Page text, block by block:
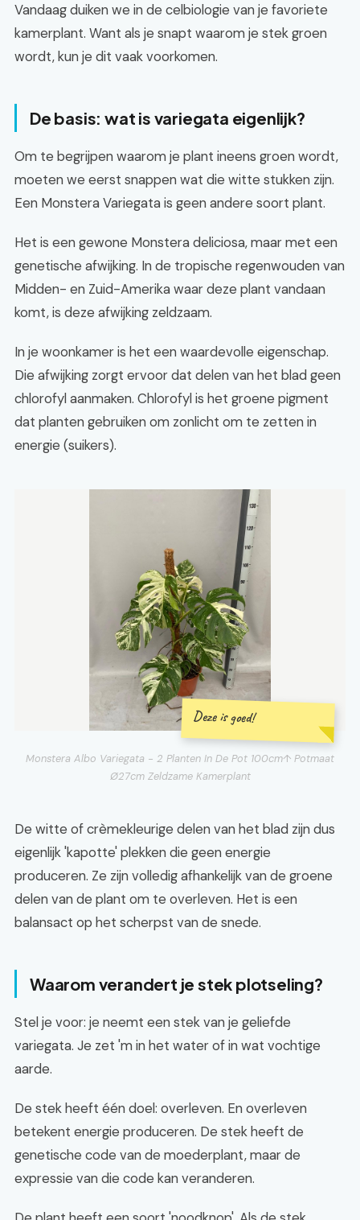
Vandaag duiken we in de celbiologie van je favoriete
kamerplant. Want als je snapt waarom je stek groen
wordt, kun je dit vaak voorkomen.
De basis: wat is variegata eigenlijk?
Om te begrijpen waarom je plant ineens groen wordt,
moeten we eerst snappen wat die witte stukken zijn.
Een Monstera Variegata is geen andere soort plant.
Het is een gewone Monstera deliciosa, maar met een
genetische afwijking. In de tropische regenwouden van
Midden- en Zuid-Amerika waar deze plant vandaan
komt, is deze afwijking zeldzaam.
In je woonkamer is het een waardevolle eigenschap.
Die afwijking zorgt ervoor dat delen van het blad geen
chlorofyl aanmaken. Chlorofyl is het groene pigment
dat planten gebruiken om zonlicht om te zetten in
energie (suikers).
Deze is goed!
Monstera Albo Variegata - 2 Planten In De Pot 100cm↑ Potmaat
Ø27cm Zeldzame Kamerplant
De witte of crèmekleurige delen van het blad zijn dus
eigenlijk 'kapotte' plekken die geen energie
produceren. Ze zijn volledig afhankelijk van de groene
delen van de plant om te overleven. Het is een
balansact op het scherpst van de snede.
Waarom verandert je stek plotseling?
Stel je voor: je neemt een stek van je geliefde
variegata. Je zet 'm in het water of in wat vochtige
aarde.
De stek heeft één doel: overleven. En overleven
betekent energie produceren. De stek heeft de
genetische code van de moederplant, maar de
expressie van die code kan veranderen.